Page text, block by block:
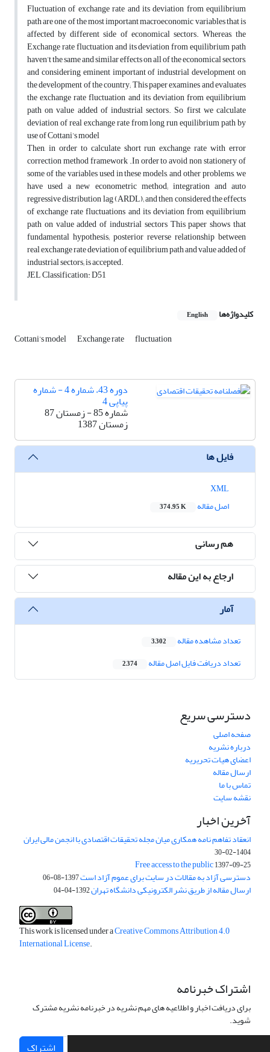
Fluctuation of exchange rate and its deviation from equilibrium
path are one of the most important macroeconomic variables that is
affected by different side of economical sectors. Whereas, the
Exchange rate fluctuation and its deviation from equilibrium path
haven’t the same and similar effects on all of the economical sectors,
and considering eminent important of industrial development on
the development of the country; This paper examines and evaluates
the exchange rate fluctuation and its deviation from equilibrium
path on value added of industrial sectors. So first we calculate
deviation of real exchange rate from long run equilibrium path by
use of Cottani’s model
Then, in order to calculate short run exchange rate with error
correction method framework .In order to avoid non stationery of
some of the variables used in these models, and other problems, we
have used a new econometric method; integration and auto
regressive distribution lag (ARDL); and then considered the effects
of exchange rate fluctuations and its deviation from equilibrium
path on value added of industrial sectors This paper shows that
fundamental hypothesis; posterior reverse relationship between
real exchange rate deviation of equilibrium path and value added of
industrial sectors; is accepted.
JEL Classification: D51
کلیدواژه‌ها English
Cottani’s model Exchange rate fluctuation
دوره 43، شماره 4 - شماره
پیاپی 4
شماره 85 - زمستان 87
زمستان 1387
فایل ها
اصل مقاله
374.95 K
هم رسانی
ارجاع به این مقاله
آمار
تعداد مشاهده مقاله 3,302
تعداد دریافت فایل اصل مقاله 2,374
دسترسی سریع
صفحه اصلی
درباره نشریه
اعضای هیات تحریریه
ارسال مقاله
تماس با ما
نقشه سایت
آخرین اخبار
انعقاد تفاهم نامه همکاری میان مجله تحقیقات اقتصادی با انجمن مالی ایران
1404-02-30
Free access to the public1397-09-25
دسترسی آزاد به مقالات در سایت برای عموم آزاد است1397-08-06
ارسال مقاله از طریق نشر الکترونیکی دانشگاه تهران1392-04-04
This work is licensed under aCreative Commons Attribution 4.0
International License.
اشتراک خبرنامه
برای دریافت اخبار و اطلاعیه های مهم نشریه در خبرنامه نشریه مشترک
شوید.
اشتراک